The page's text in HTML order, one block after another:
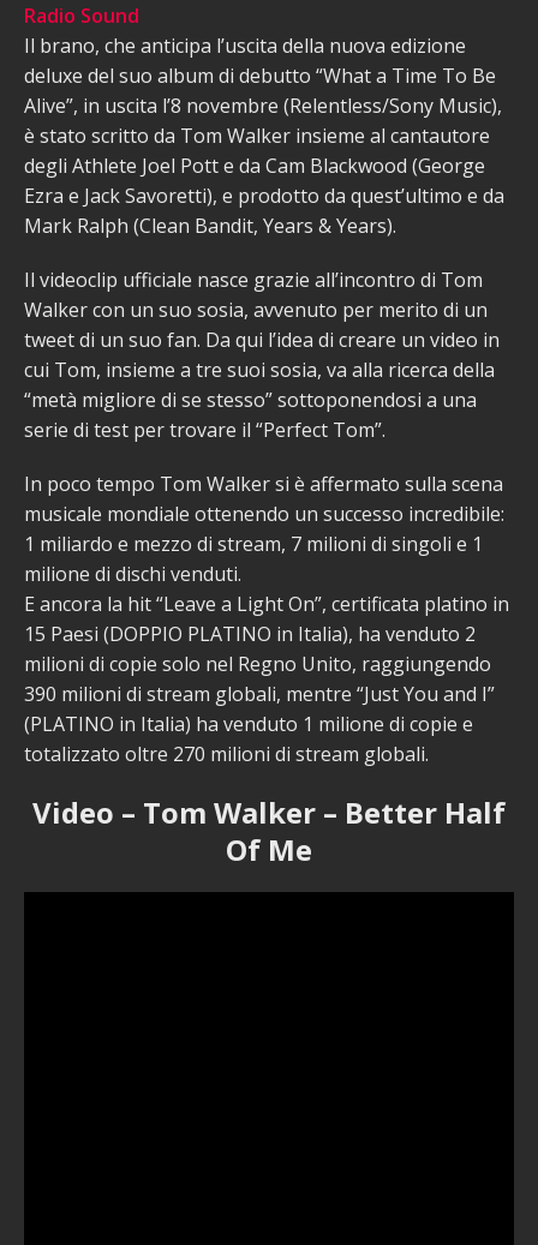
Radio Sound
Il brano, che anticipa l’uscita della nuova edizione
deluxe del suo album di debutto “What a Time To Be
Alive”, in uscita l’8 novembre (Relentless/Sony Music),
è stato scritto da Tom Walker insieme al cantautore
degli Athlete Joel Pott e da Cam Blackwood (George
Ezra e Jack Savoretti), e prodotto da quest’ultimo e da
Mark Ralph (Clean Bandit, Years & Years).
Il videoclip ufficiale nasce grazie all’incontro di Tom
Walker con un suo sosia, avvenuto per merito di un
tweet di un suo fan. Da qui l’idea di creare un video in
cui Tom, insieme a tre suoi sosia, va alla ricerca della
“metà migliore di se stesso” sottoponendosi a una
serie di test per trovare il “Perfect Tom”.
In poco tempo Tom Walker si è affermato sulla scena
musicale mondiale ottenendo un successo incredibile:
1 miliardo e mezzo di stream, 7 milioni di singoli e 1
milione di dischi venduti.
E ancora la hit “Leave a Light On”, certificata platino in
15 Paesi (DOPPIO PLATINO in Italia), ha venduto 2
milioni di copie solo nel Regno Unito, raggiungendo
390 milioni di stream globali, mentre “Just You and I”
(PLATINO in Italia) ha venduto 1 milione di copie e
totalizzato oltre 270 milioni di stream globali.
Video – Tom Walker – Better Half
Of Me